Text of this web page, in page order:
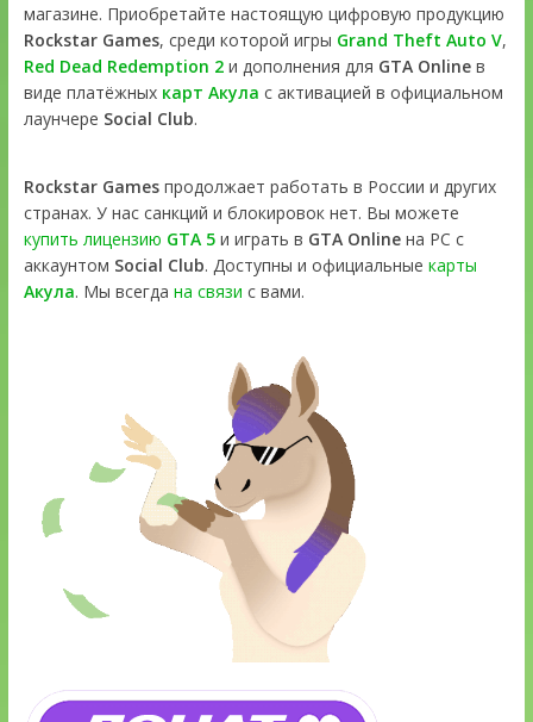
магазине. Приобретайте настоящую цифровую продукцию
Rockstar Games, среди которой игры Grand Theft Auto V,
Red Dead Redemption 2и дополнения для GTA Onlineв
виде платёжных карт Акула с активацией в официальном
лаунчере Social Club.
Rockstar Gamesпродолжает работать в России и других
странах. У нас санкций и блокировок нет. Вы можете
купить лицензию GTA 5и играть в GTA Onlineна PC с
аккаунтом Social Club. Доступны и официальные карты
Акула. Мы всегда на связи с вами.